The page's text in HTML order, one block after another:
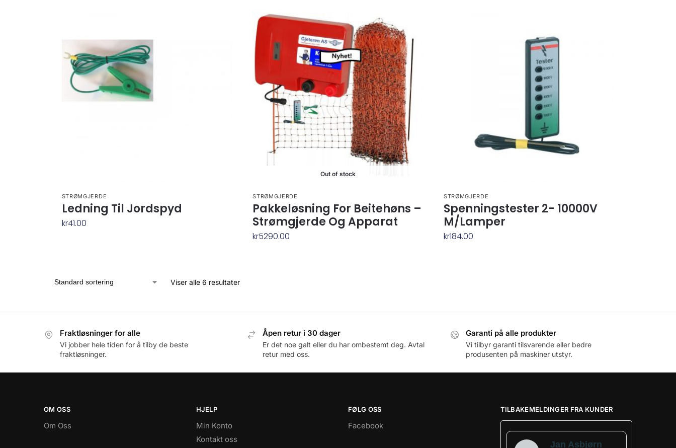
STRØMGJERDE
Ledning Til Jordspyd
kr41.00
Out of stock
STRØMGJERDE
Pakkeløsning For Beitehøns –
Strømgjerde Og Apparat
kr5290.00
STRØMGJERDE
Spenningstester 2- 10000V
M/Lamper
kr184.00
Viser alle 6 resultater
Fraktløsninger for alle
Vi jobber hele tiden for å tilby de beste
fraktløsninger.
Åpen retur i 30 dager
Er det noe galt eller du har ombestemt deg. Avtal
retur med oss.
Garanti på alle produkter
Vi tilbyr garanti tilsvarende eller bedre
produsenten på maskiner utstyr.
OM OSS
Om Oss
HJELP
Min Konto
Kontakt oss
FØLG OSS
Facebook
TILBAKEMELDINGER FRA KUNDER
Jan Asbjørn